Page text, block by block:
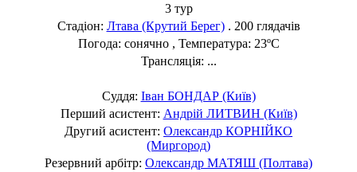
3 тур
Стадіон: Лтава (Крутий Берег). 200 глядачів
Погода: сонячно , Температура: 23ºC
Трансляція: ...
Суддя: Іван БОНДАР (Київ)
Перший асистент: Андрій ЛИТВИН (Київ)
Другий асистент: Олександр КОРНІЙКО
(Миргород)
Резервний арбітр: Олександр МАТЯШ (Полтава)